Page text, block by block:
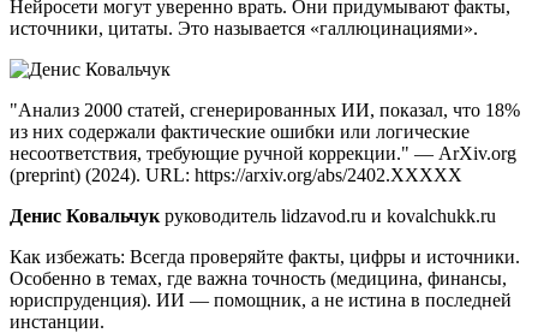
Нейросети могут уверенно врать. Они придумывают факты,
источники, цитаты. Это называется «галлюцинациями».
"Анализ 2000 статей, сгенерированных ИИ, показал, что 18%
из них содержали фактические ошибки или логические
несоответствия, требующие ручной коррекции." — ArXiv.org
(preprint) (2024). URL: https://arxiv.org/abs/2402.XXXXX
Денис Ковальчук руководитель lidzavod.ru и kovalchukk.ru
Как избежать: Всегда проверяйте факты, цифры и источники.
Особенно в темах, где важна точность (медицина, финансы,
юриспруденция). ИИ — помощник, а не истина в последней
инстанции.